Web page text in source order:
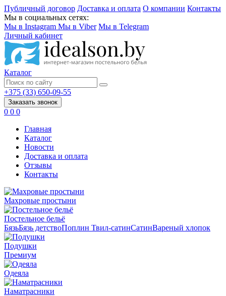
Публичный договор Доставка и оплата О компании Контакты
Мы в социальных сетях:
Мы в Instagram Мы в Viber Мы в Telegram
Личный кабинет
Каталог
+375 (33) 650-09-55
Заказать звонок
0 0 0
Главная
Каталог
Новости
Доставка и оплата
Отзывы
Контакты
Махровые простыни
Постельное бельё
БязьБязь детствоПоплин Твил-сатинСатинВареный хлопок
Подушки
Премиум
Одеяла
Наматрасники